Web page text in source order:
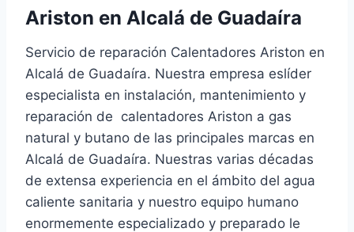
Ariston en Alcalá de Guadaíra
Servicio de reparación Calentadores Ariston en
Alcalá de Guadaíra. Nuestra empresa eslíder
especialista en instalación, mantenimiento y
reparación de calentadores Ariston a gas
natural y butano de las principales marcas en
Alcalá de Guadaíra. Nuestras varias décadas
de extensa experiencia en el ámbito del agua
caliente sanitaria y nuestro equipo humano
enormemente especializado y preparado le